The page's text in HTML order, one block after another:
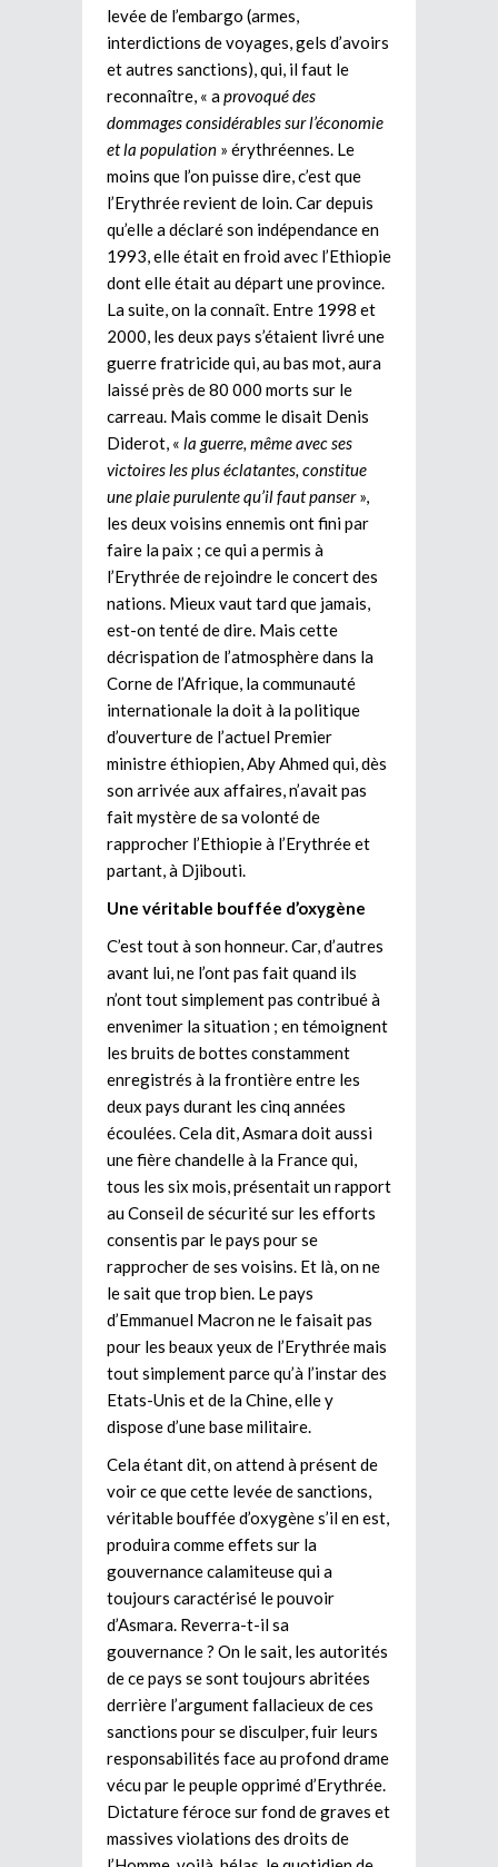
levée de l’embargo (armes,
interdictions de voyages, gels d’avoirs
et autres sanctions), qui, il faut le
reconnaître, « aprovoqué des
dommages considérables sur l’économie
et la population » érythréennes. Le
moins que l’on puisse dire, c’est que
l’Erythrée revient de loin. Car depuis
qu’elle a déclaré son indépendance en
1993, elle était en froid avec l’Ethiopie
dont elle était au départ une province.
La suite, on la connaît. Entre 1998 et
2000, les deux pays s’étaient livré une
guerre fratricide qui, au bas mot, aura
laissé près de 80 000 morts sur le
carreau. Mais comme le disait Denis
Diderot, « la guerre, même avec ses
victoires les plus éclatantes, constitue
une plaie purulente qu’il faut panser»,
les deux voisins ennemis ont fini par
faire la paix ; ce qui a permis à
l’Erythrée de rejoindre le concert des
nations. Mieux vaut tard que jamais,
est-on tenté de dire. Mais cette
décrispation de l’atmosphère dans la
Corne de l’Afrique, la communauté
internationale la doit à la politique
d’ouverture de l’actuel Premier
ministre éthiopien, Aby Ahmed qui, dès
son arrivée aux affaires, n’avait pas
fait mystère de sa volonté de
rapprocher l’Ethiopie à l’Erythrée et
partant, à Djibouti.
Une véritable bouffée d’oxygène
C’est tout à son honneur. Car, d’autres
avant lui, ne l’ont pas fait quand ils
n’ont tout simplement pas contribué à
envenimer la situation ; en témoignent
les bruits de bottes constamment
enregistrés à la frontière entre les
deux pays durant les cinq années
écoulées. Cela dit, Asmara doit aussi
une fière chandelle à la France qui,
tous les six mois, présentait un rapport
au Conseil de sécurité sur les efforts
consentis par le pays pour se
rapprocher de ses voisins. Et là, on ne
le sait que trop bien. Le pays
d’Emmanuel Macron ne le faisait pas
pour les beaux yeux de l’Erythrée mais
tout simplement parce qu’à l’instar des
Etats-Unis et de la Chine, elle y
dispose d’une base militaire.
Cela étant dit, on attend à présent de
voir ce que cette levée de sanctions,
véritable bouffée d’oxygène s’il en est,
produira comme effets sur la
gouvernance calamiteuse qui a
toujours caractérisé le pouvoir
d’Asmara. Reverra-t-il sa
gouvernance ? On le sait, les autorités
de ce pays se sont toujours abritées
derrière l’argument fallacieux de ces
sanctions pour se disculper, fuir leurs
responsabilités face au profond drame
vécu par le peuple opprimé d’Erythrée.
Dictature féroce sur fond de graves et
massives violations des droits de